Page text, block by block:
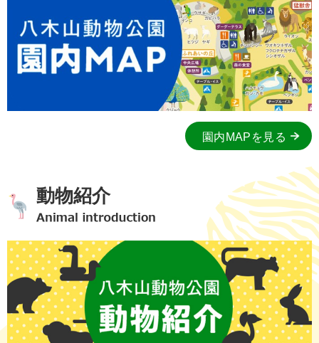
園内MAPを見る
動物紹介